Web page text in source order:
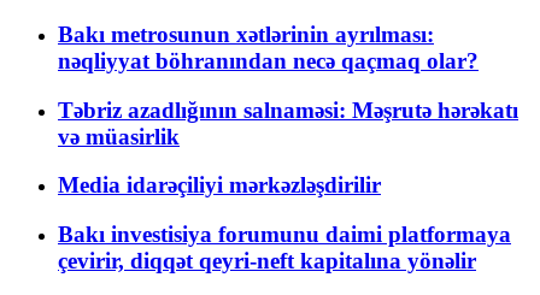
Bakı metrosunun xətlərinin ayrılması:
nəqliyyat böhranından necə qaçmaq olar?
Təbriz azadlığının salnaməsi: Məşrutə hərəkatı
və müasirlik
Media idarəçiliyi mərkəzləşdirilir
Bakı investisiya forumunu daimi platformaya
çevirir, diqqət qeyri-neft kapitalına yönəlir